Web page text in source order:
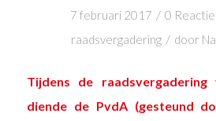
7 februari 2017 / 0
raadsvergadering / door
Tijdens de
diende de PvdA (gesteund